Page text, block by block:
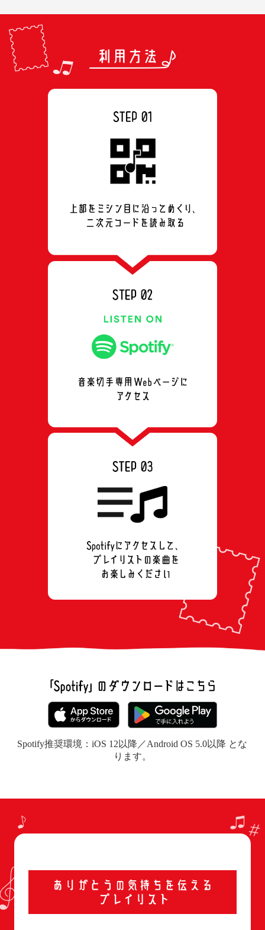
Spotify推奨環境：iOS 12以降／Android OS 5.0以降 とな
ります。